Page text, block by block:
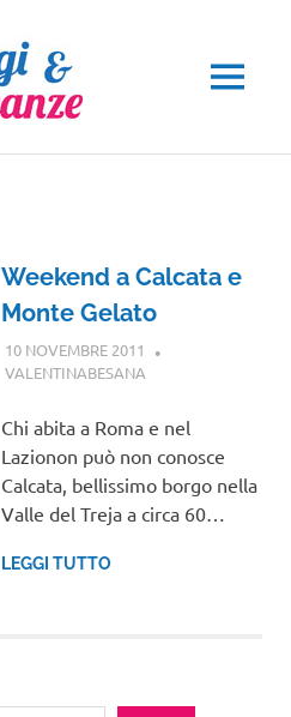
MENU
Weekend a Calcata e
Monte Gelato
10 NOVEMBRE 2011
VALENTINABESANALAZIO
Chi abita a Roma e nel
Lazionon può non conosce
Calcata, bellissimo borgo nella
Valle del Treja a circa 60…
LEGGI TUTTO